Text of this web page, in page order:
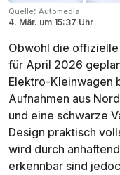
Quelle: Automedia
4. Mär. um 15:37 Uhr
Obwohl die offizielle
für April 2026
Elektro-Kleinwagen
Aufnahmen aus
und eine schwarze
Design praktisch
wird durch
erkennbar sind